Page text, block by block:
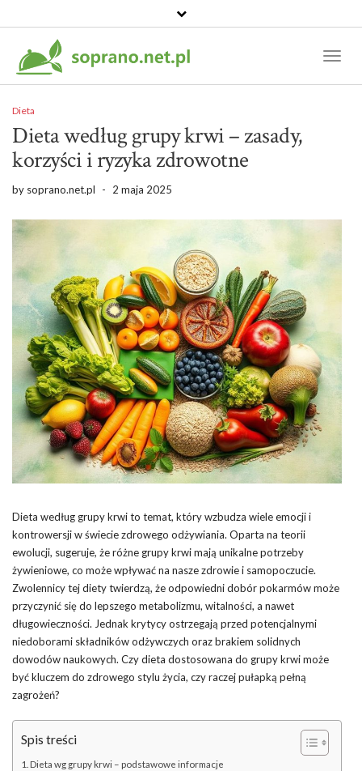
Dieta
Dieta według grupy krwi – zasady,
korzyści i ryzyka zdrowotne
by soprano.net.pl - 2 maja 2025
Dieta według grupy krwi to temat, który wzbudza wiele emocji i
kontrowersji w świecie zdrowego odżywiania. Oparta na teorii
ewolucji, sugeruje, że różne grupy krwi mają unikalne potrzeby
żywieniowe, co może wpływać na nasze zdrowie i samopoczucie.
Zwolennicy tej diety twierdzą, że odpowiedni dobór pokarmów może
przyczynić się do lepszego metabolizmu, witalności, a nawet
długowieczności. Jednak krytycy ostrzegają przed potencjalnymi
niedoborami składników odżywczych oraz brakiem solidnych
dowodów naukowych. Czy dieta dostosowana do grupy krwi może
być kluczem do zdrowego stylu życia, czy raczej pułapką pełną
zagrożeń?
Spis treści
Dieta wg grupy krwi – podstawowe informacje